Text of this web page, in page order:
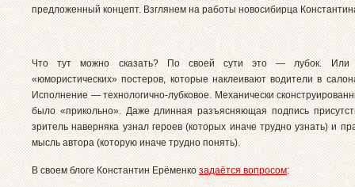
предложенный концепт. Взглянем на работы новосибирца
Что тут можно сказать? По своей сути это — лубок. Или
«юмористических» постеров, которые наклеивают водители в
Исполнение — технологично-лубковое. Механически
было «прикольно». Даже длинная разъясняющая подпись
зритель наверняка узнал героев (которых иначе трудно узнать) и
мысль автора (которую иначе трудно понять).
В своем блоге Константин Ерёменко задаётся вопросом: